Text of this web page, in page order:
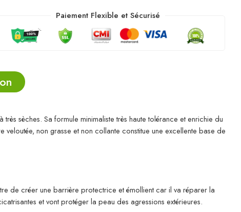
Paiement Flexible et Sécurisé
sèches. Sa formule minimaliste très haute tolérance et enrichie du
non grasse et non collante constitue une excellente base de
de créer une barrière protectrice et émollient car il va réparer la
et vont protéger la peau des agressions extérieures.